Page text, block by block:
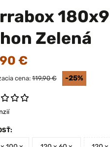
Zelená
€
cena: 119,90 € -25%